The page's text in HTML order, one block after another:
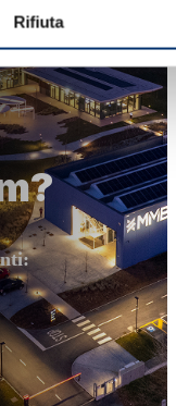
Rifiuta